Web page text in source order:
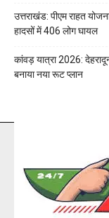
उत्तराखंड: पीएम राहत
हादसों में 406 लोग घायल
कांवड़ यात्रा 2026:
बनाया नया रूट प्लान